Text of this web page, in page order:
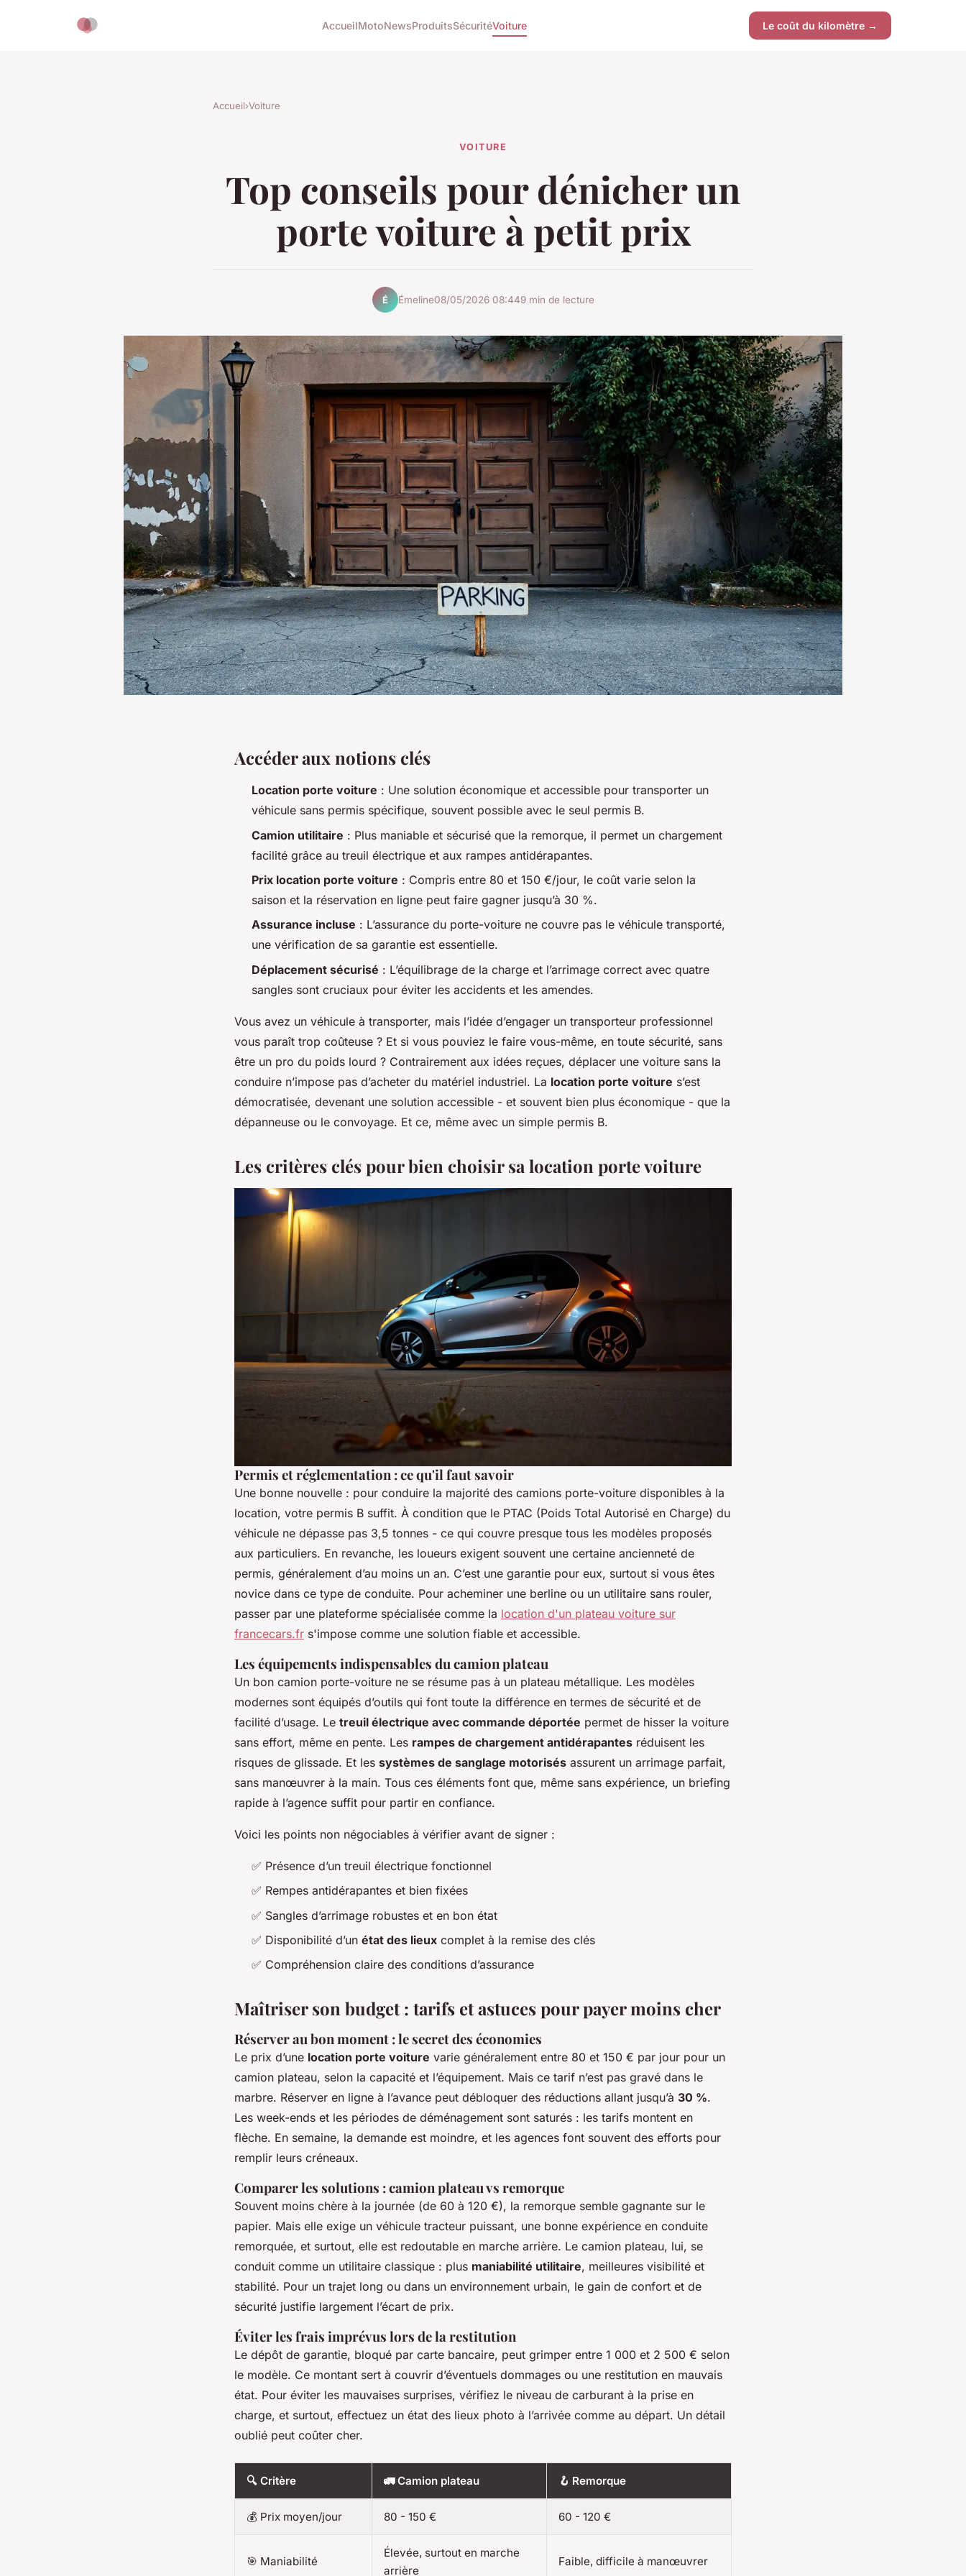
AccueilMotoNewsProduitsSécuritéVoiture Le coût du kilomètre →
Accueil›Voiture
VOITURE
Top conseils pour dénicher un
porte voiture à petit prix
É Émeline08/05/2026 08:449 min de lecture
Accéder aux notions clés
Location porte voiture : Une solution économique et accessible pour transporter un
véhicule sans permis spécifique, souvent possible avec le seul permis B.
Camion utilitaire : Plus maniable et sécurisé que la remorque, il permet un chargement
facilité grâce au treuil électrique et aux rampes antidérapantes.
Prix location porte voiture : Compris entre 80 et 150 €/jour, le coût varie selon la
saison et la réservation en ligne peut faire gagner jusqu’à 30 %.
Assurance incluse : L’assurance du porte-voiture ne couvre pas le véhicule transporté,
une vérification de sa garantie est essentielle.
Déplacement sécurisé : L’équilibrage de la charge et l’arrimage correct avec quatre
sangles sont cruciaux pour éviter les accidents et les amendes.
Vous avez un véhicule à transporter, mais l’idée d’engager un transporteur professionnel
vous paraît trop coûteuse ? Et si vous pouviez le faire vous-même, en toute sécurité, sans
être un pro du poids lourd ? Contrairement aux idées reçues, déplacer une voiture sans la
conduire n’impose pas d’acheter du matériel industriel. La location porte voiture s’est
démocratisée, devenant une solution accessible - et souvent bien plus économique - que la
dépanneuse ou le convoyage. Et ce, même avec un simple permis B.
Les critères clés pour bien choisir sa location porte voiture
Permis et réglementation : ce qu'il faut savoir
Une bonne nouvelle : pour conduire la majorité des camions porte-voiture disponibles à la
location, votre permis B suffit. À condition que le PTAC (Poids Total Autorisé en Charge) du
véhicule ne dépasse pas 3,5 tonnes - ce qui couvre presque tous les modèles proposés
aux particuliers. En revanche, les loueurs exigent souvent une certaine ancienneté de
permis, généralement d’au moins un an. C’est une garantie pour eux, surtout si vous êtes
novice dans ce type de conduite. Pour acheminer une berline ou un utilitaire sans rouler,
passer par une plateforme spécialisée comme la location d'un plateau voiture sur
francecars.fr s'impose comme une solution fiable et accessible.
Les équipements indispensables du camion plateau
Un bon camion porte-voiture ne se résume pas à un plateau métallique. Les modèles
modernes sont équipés d’outils qui font toute la différence en termes de sécurité et de
facilité d’usage. Le treuil électrique avec commande déportée permet de hisser la voiture
sans effort, même en pente. Les rampes de chargement antidérapantes réduisent les
risques de glissade. Et les systèmes de sanglage motorisés assurent un arrimage parfait,
sans manœuvrer à la main. Tous ces éléments font que, même sans expérience, un briefing
rapide à l’agence suffit pour partir en confiance.
Voici les points non négociables à vérifier avant de signer :
✅ Présence d’un treuil électrique fonctionnel
✅ Rempes antidérapantes et bien fixées
✅ Sangles d’arrimage robustes et en bon état
✅ Disponibilité d’un état des lieux complet à la remise des clés
✅ Compréhension claire des conditions d’assurance
Maîtriser son budget : tarifs et astuces pour payer moins cher
Réserver au bon moment : le secret des économies
Le prix d’une location porte voiture varie généralement entre 80 et 150 € par jour pour un
camion plateau, selon la capacité et l’équipement. Mais ce tarif n’est pas gravé dans le
marbre. Réserver en ligne à l’avance peut débloquer des réductions allant jusqu’à 30 %.
Les week-ends et les périodes de déménagement sont saturés : les tarifs montent en
flèche. En semaine, la demande est moindre, et les agences font souvent des efforts pour
remplir leurs créneaux.
Comparer les solutions : camion plateau vs remorque
Souvent moins chère à la journée (de 60 à 120 €), la remorque semble gagnante sur le
papier. Mais elle exige un véhicule tracteur puissant, une bonne expérience en conduite
remorquée, et surtout, elle est redoutable en marche arrière. Le camion plateau, lui, se
conduit comme un utilitaire classique : plus maniabilité utilitaire, meilleures visibilité et
stabilité. Pour un trajet long ou dans un environnement urbain, le gain de confort et de
sécurité justifie largement l’écart de prix.
Éviter les frais imprévus lors de la restitution
Le dépôt de garantie, bloqué par carte bancaire, peut grimper entre 1 000 et 2 500 € selon
le modèle. Ce montant sert à couvrir d’éventuels dommages ou une restitution en mauvais
état. Pour éviter les mauvaises surprises, vérifiez le niveau de carburant à la prise en
charge, et surtout, effectuez un état des lieux photo à l’arrivée comme au départ. Un détail
oublié peut coûter cher.
🔍 Critère 🚛 Camion plateau 🪝 Remorque
💰 Prix moyen/jour 80 - 150 € 60 - 120 €
🎯 Maniabilité
Élevée, surtout en marche
arrière
Faible, difficile à manœuvrer